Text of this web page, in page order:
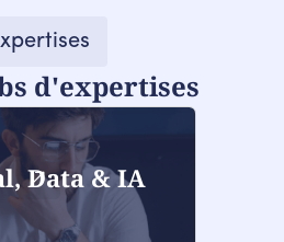
d'expertises
Data & IA